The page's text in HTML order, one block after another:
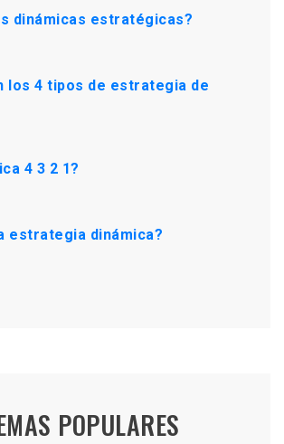
dinámicas estratégicas?
los 4 tipos de estrategia de
4 3 2 1?
estrategia dinámica?
POPULARES